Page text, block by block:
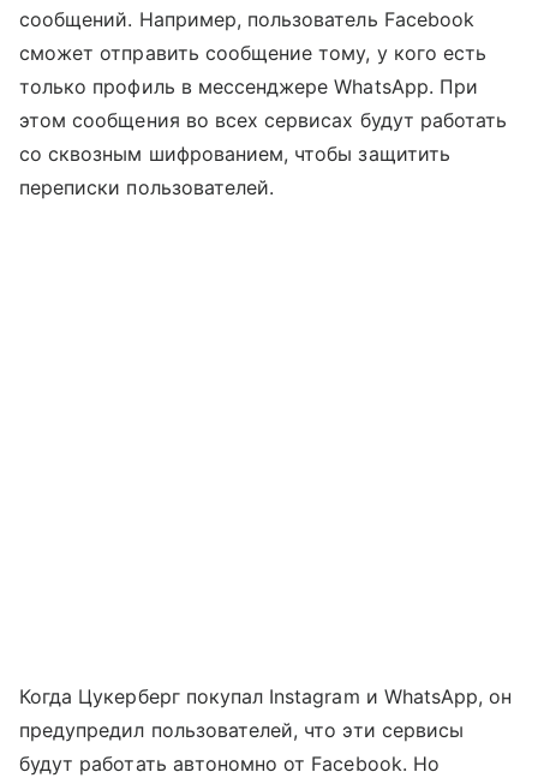
сообщений. Например, пользователь Facebook
сможет отправить сообщение тому, у кого есть
только профиль в мессенджере WhatsApp. При
этом сообщения во всех сервисах будут работать
со сквозным шифрованием, чтобы защитить
переписки пользователей.
Когда Цукерберг покупал Instagram и WhatsApp, он
предупредил пользователей, что эти сервисы
будут работать автономно от Facebook. Но